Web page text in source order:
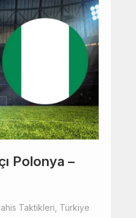
Polonya –
Taktikleri Türkiye